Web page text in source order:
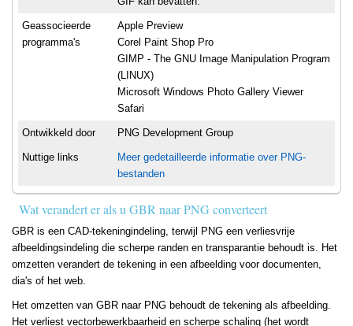
Geassocieerde
programma's
Apple Preview
Corel Paint Shop Pro
GIMP - The GNU Image Manipulation Program
(LINUX)
Microsoft Windows Photo Gallery Viewer
Safari
Ontwikkeld door PNG Development Group
Nuttige links
Meer gedetailleerde informatie over PNG-
bestanden
Wat verandert er als u GBR naar PNG converteert
GBR is een CAD-tekeningindeling, terwijl PNG een verliesvrije
afbeeldingsindeling die scherpe randen en transparantie behoudt is. Het
omzetten verandert de tekening in een afbeelding voor documenten,
dia's of het web.
Het omzetten van GBR naar PNG behoudt de tekening als afbeelding.
Het verliest vectorbewerkbaarheid en scherpe schaling (het wordt